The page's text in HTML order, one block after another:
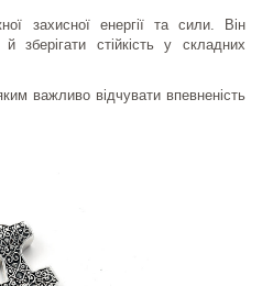
захисної енергії та сили. Він
зберігати стійкість у складних
важливо відчувати впевненість